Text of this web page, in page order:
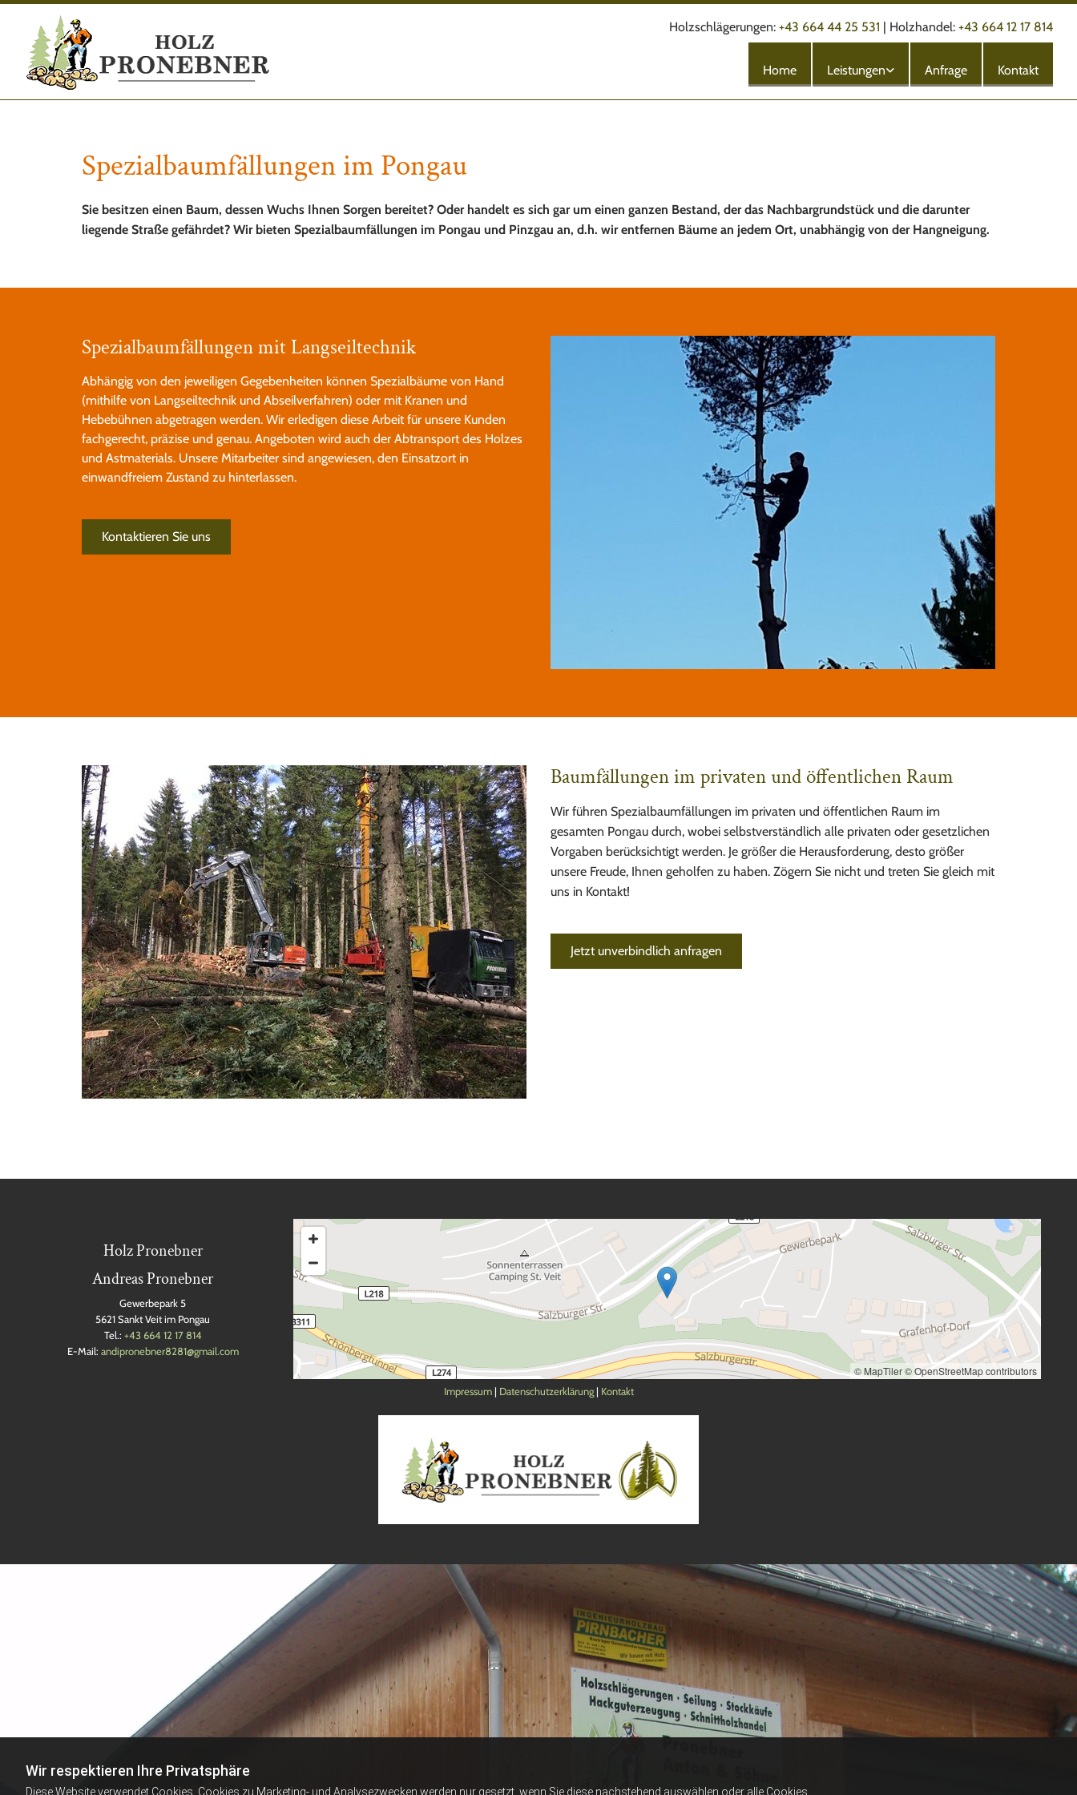
Wir respektieren Ihre Privatsphäre
Diese Website verwendet Cookies. Cookies zu Marketing- und Analysezwecken werden nur gesetzt, wenn Sie diese nachstehend auswählen oder alle Cookies
Holzschlägerungen: +43 664 44 25 531 Holzhandel: +43 664 12 17 814
Home Leistungen Anfrage Kontakt
Spezialbaumfällungen im Pongau
Sie besitzen einen Baum, dessen Wuchs Ihnen Sorgen bereitet? Oder handelt es sich gar um einen ganzen Bestand, der das Nachbargrundstück und die darunter
liegende Straße gefährdet? Wir bieten Spezialbaumfällungen im Pongau und Pinzgau an, d.h. wir entfernen Bäume an jedem Ort, unabhängig von der Hangneigung.
Spezialbaumfällungen mit Langseiltechnik
Abhängig von den jeweiligen Gegebenheiten können Spezialbäume von Hand
(mithilfe von Langseiltechnik und Abseilverfahren) oder mit Kranen und
Hebebühnen abgetragen werden. Wir erledigen diese Arbeit für unsere Kunden
fachgerecht, präzise und genau. Angeboten wird auch der Abtransport des Holzes
und Astmaterials. Unsere Mitarbeiter sind angewiesen, den Einsatzort in
einwandfreiem Zustand zu hinterlassen.
Kontaktieren Sie uns
Baumfällungen im privaten und öffentlichen Raum
Wir führen Spezialbaumfällungen im privaten und öffentlichen Raum im
gesamten Pongau durch, wobei selbstverständlich alle privaten oder gesetzlichen
Vorgaben berücksichtigt werden. Je größer die Herausforderung, desto größer
unsere Freude, Ihnen geholfen zu haben. Zögern Sie nicht und treten Sie gleich mit
uns in Kontakt!
Jetzt unverbindlich anfragen
Holz Pronebner
Andreas Pronebner
Gewerbepark 5
5621 Sankt Veit im Pongau
Tel.: +43 664 12 17 814
E-Mail: andipronebner8281@gmail.com
© MapTiler© OpenStreetMap contributors
Impressum| Datenschutzerklärung| Kontakt